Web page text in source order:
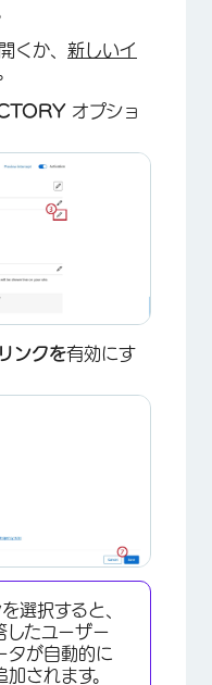
くか、 新しいイ
オプショ
ンクを有効にす
選択すると、
したユーザー
タが自動的に
されます。